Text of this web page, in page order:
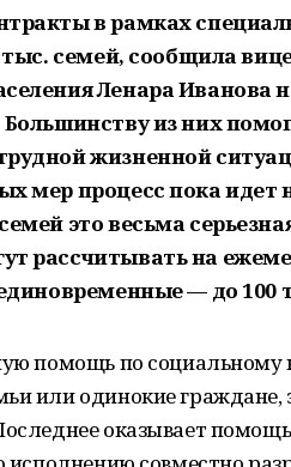
в рамках
тыс. семей, сообщила
Ленара Иванова
из них
жизненной
мер процесс пока идет
это весьма
рассчитывать на
— до 100
помощь по социальному
или одинокие
оказывает